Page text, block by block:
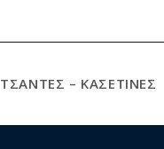
ΤΣΑΝΤΕΣ – ΚΑΣΕΤΙΝΕΣ